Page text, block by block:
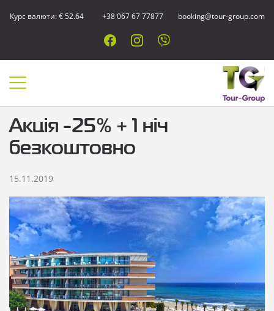
Курс валюти: € 52.64 +38 067 67 77877 booking@tour-group.com
Акція -25% + 1 ніч
безкоштовно
15.11.2019